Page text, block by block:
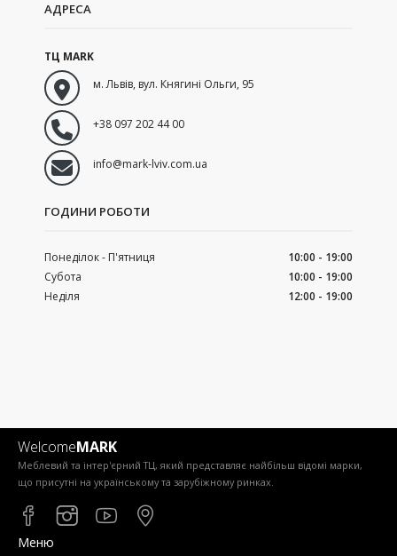
АДРЕСА
ТЦ MARK
м. Львів, вул. Княгині Ольги, 95
+38 097 202 44 00
info@mark-lviv.com.ua
ГОДИНИ РОБОТИ
Понеділок - П'ятниця
10:00 - 19:00
Субота
10:00 - 19:00
Неділя
12:00 - 19:00
WelcomeMARK
Меблевий та інтер'єрний ТЦ, який представляє найбільш відомі марки,
що присутні на українському та зарубіжному ринках.
Меню